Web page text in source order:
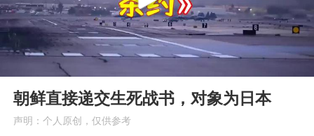
香港宏福苑火灾或由烟头引起
永和豆浆创始人林炳生去世
Play
00:00 03:37
朝鲜直接递交生死战书，对象为日本
声明：个人原创，仅供参考